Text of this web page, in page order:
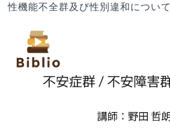
性機能不全群及び性別違和について